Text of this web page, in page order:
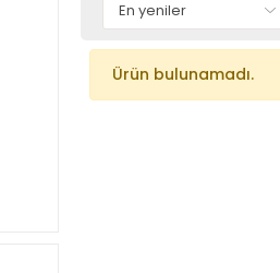
Ürün bulunamadı.